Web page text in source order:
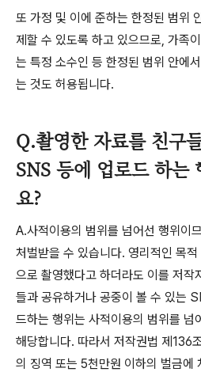
또 가정 및 이에 준하는 한정된 범위
제할 수 있도록 하고 있으므로, 가족
는 특정 소수인 등 한정된 범위 안에
는 것도 허용됩니다.
Q.촬영한 자료를 친구
SNS 등에 업로드 하는
요?
A.사적이용의 범위를 넘어선 행위이
처벌받을 수 있습니다. 영리적인 목
으로 촬영했다고 하더라도 이를 저작
들과 공유하거나 공중이 볼 수 있는
드하는 행위는 사적이용의 범위를 넘
해당합니다. 따라서 저작권법 제 136
의 징역 또는 5천만원 이하의 벌금에